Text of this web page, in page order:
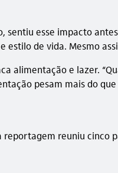
sentiu esse impacto
de vida. Mesmo
alimentação e lazer.
pesam mais do
reuniu cinco